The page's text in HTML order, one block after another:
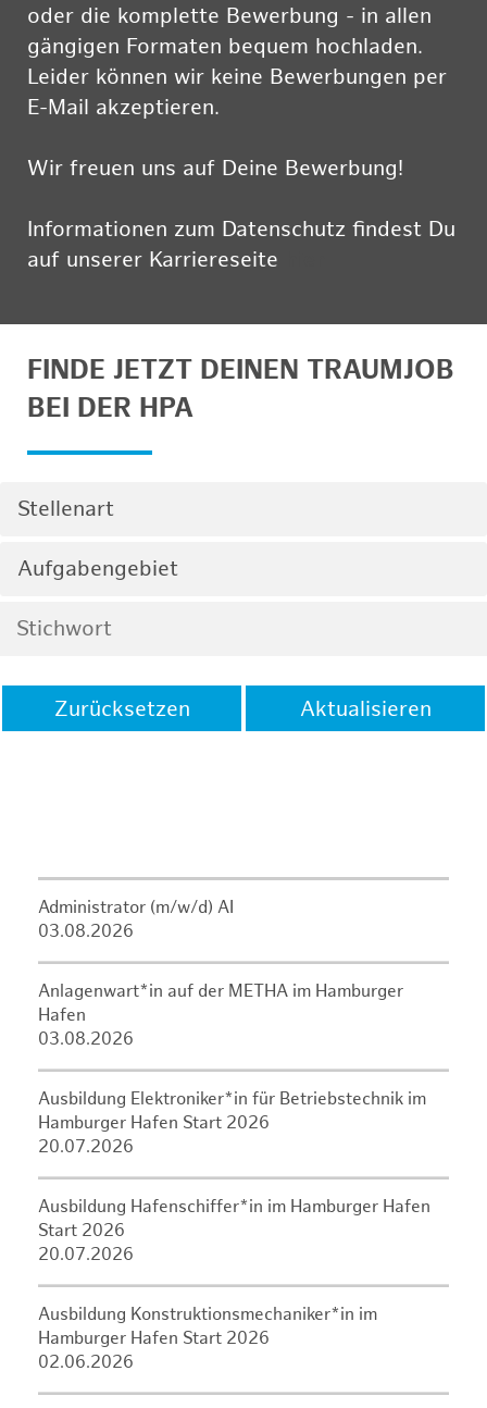
oder die komplette Bewerbung - in allen
gängigen Formaten bequem hochladen.
Leider können wir keine Bewerbungen per
E-Mail akzeptieren.
Wir freuen uns auf Deine Bewerbung!
Informationen zum Datenschutz findest Du
auf unserer Karriereseite
FINDE JETZT DEINEN TRAUMJOB
BEI DER HPA
Stellenart
Aufgabengebiet
Zurücksetzen Aktualisieren
Administrator (m/w/d) AI
03.08.2026
Anlagenwart*in auf der METHA im Hamburger
Hafen
03.08.2026
Ausbildung Elektroniker*in für Betriebstechnik im
Hamburger Hafen Start 2026
20.07.2026
Ausbildung Hafenschiffer*in im Hamburger Hafen
Start 2026
20.07.2026
Ausbildung Konstruktionsmechaniker*in im
Hamburger Hafen Start 2026
02.06.2026